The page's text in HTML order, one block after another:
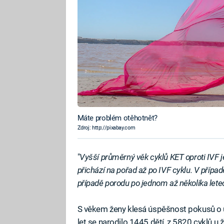
Máte problém otěhotnět?
Zdroj: http://pixabay.com
"Vyšší průměrný věk cyklů KET oproti
přichází na pořad až po IVF cyklu. V
případě porodu po jednom až několika
S věkem ženy klesá úspěšnost pokusů
let se narodilo 1445 dětí, z 5820 cyklů u